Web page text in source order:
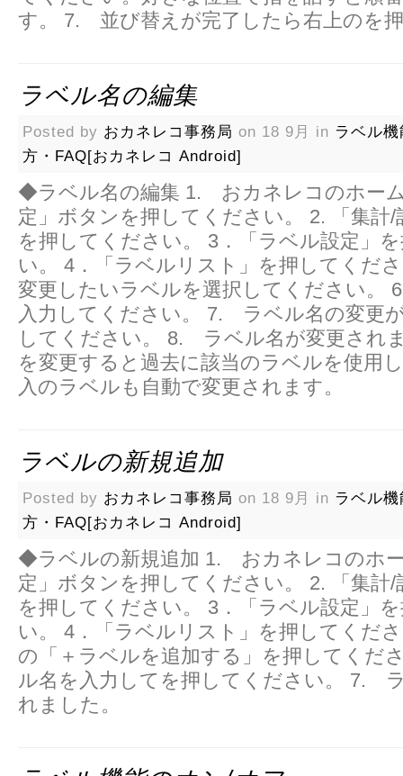
す。 7. 並び替えが完了したら右上のを
ラベル名の編集
Posted by おカネレコ事務局 on 18 9月 in ラベル
方・FAQ[おカネレコ Android]
◆ラベル名の編集 1. おカネレコのホー
定」ボタンを押してください。 2. 「集計/
を押してください。 3．「ラベル設定」
い。 4．「ラベルリスト」を押してくだ
変更したいラベルを選択してください。
入力してください。 7. ラベル名の変更
してください。 8. ラベル名が変更され
を変更すると過去に該当のラベルを使用
入のラベルも自動で変更されます。
ラベルの新規追加
Posted by おカネレコ事務局 on 18 9月 in ラベル
方・FAQ[おカネレコ Android]
◆ラベルの新規追加 1. おカネレコのホ
定」ボタンを押してください。 2. 「集計/
を押してください。 3．「ラベル設定」
い。 4．「ラベルリスト」を押してくだ
の「＋ラベルを追加する」を押してくだ
ル名を入力してを押してください。 7.
れました。